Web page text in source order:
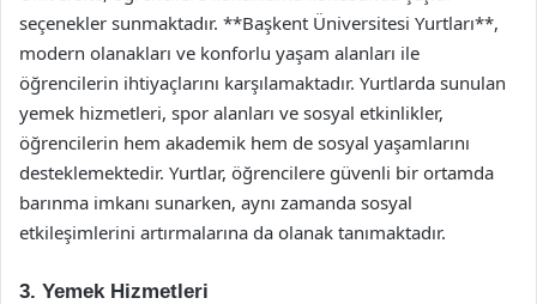
seçenekler sunmaktadır. **Başkent Üniversitesi Yurtları**,
modern olanakları ve konforlu yaşam alanları ile
öğrencilerin ihtiyaçlarını karşılamaktadır. Yurtlarda sunulan
yemek hizmetleri, spor alanları ve sosyal etkinlikler,
öğrencilerin hem akademik hem de sosyal yaşamlarını
desteklemektedir. Yurtlar, öğrencilere güvenli bir ortamda
barınma imkanı sunarken, aynı zamanda sosyal
etkileşimlerini artırmalarına da olanak tanımaktadır.
3. Yemek Hizmetleri